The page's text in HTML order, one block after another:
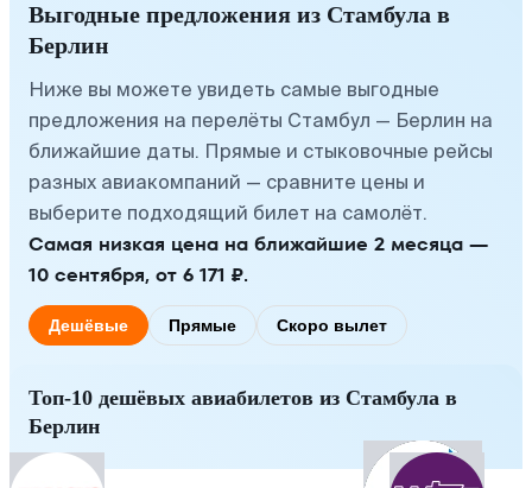
Выгодные предложения из Стамбула в
Берлин
Ниже вы можете увидеть самые выгодные
предложения на перелёты Стамбул — Берлин на
ближайшие даты. Прямые и стыковочные рейсы
разных авиакомпаний — сравните цены и
выберите подходящий билет на самолёт.
Самая низкая цена на ближайшие 2 месяца —
10 сентября, от 6 171 ₽.
Дешёвые Прямые Скоро вылет
Топ-10 дешёвых авиабилетов из Стамбула в
Берлин